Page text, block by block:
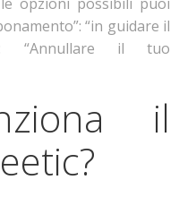
“in guidare il
“Annullare il tuo
il